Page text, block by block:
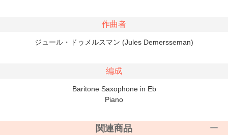
作曲者
ジュール・ドゥメルスマン (Jules Demersseman)
編成
Baritone Saxophone in Eb
Piano
関連商品